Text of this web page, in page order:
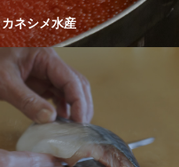
カネシメ水産